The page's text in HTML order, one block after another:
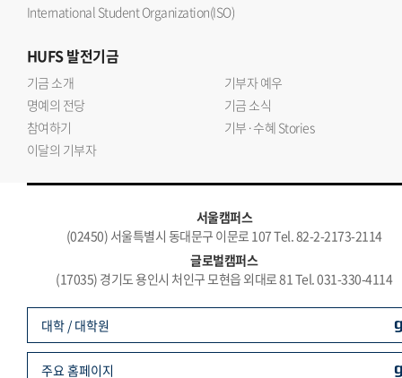
International Student Organization(ISO)
HUFS발전기금
기금 소개
기부자 예우
명예의 전당
기금 소식
참여하기
기부·수혜 Stories
이달의 기부자
서울캠퍼스
(02450) 서울특별시 동대문구 이문로 107 Tel. 82-2-2173-2114
글로벌캠퍼스
(17035) 경기도 용인시 처인구 모현읍 외대로 81 Tel. 031-330-4114
대학 / 대학원
주요 홈페이지